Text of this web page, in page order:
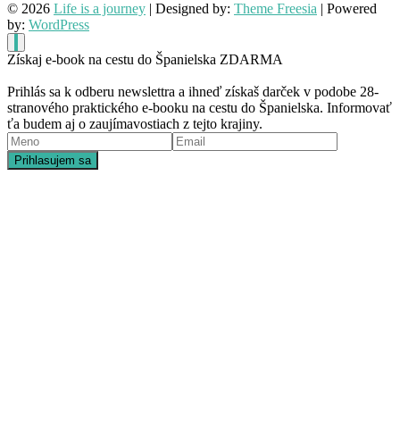
© 2026 Life is a journey | Designed by: Theme Freesia | Powered
by: WordPress
Získaj e-book na cestu do Španielska ZDARMA
Prihlás sa k odberu newslettra a ihneď získaš darček v podobe 28-
stranového praktického e-booku na cestu do Španielska. Informovať
ťa budem aj o zaujímavostiach z tejto krajiny.